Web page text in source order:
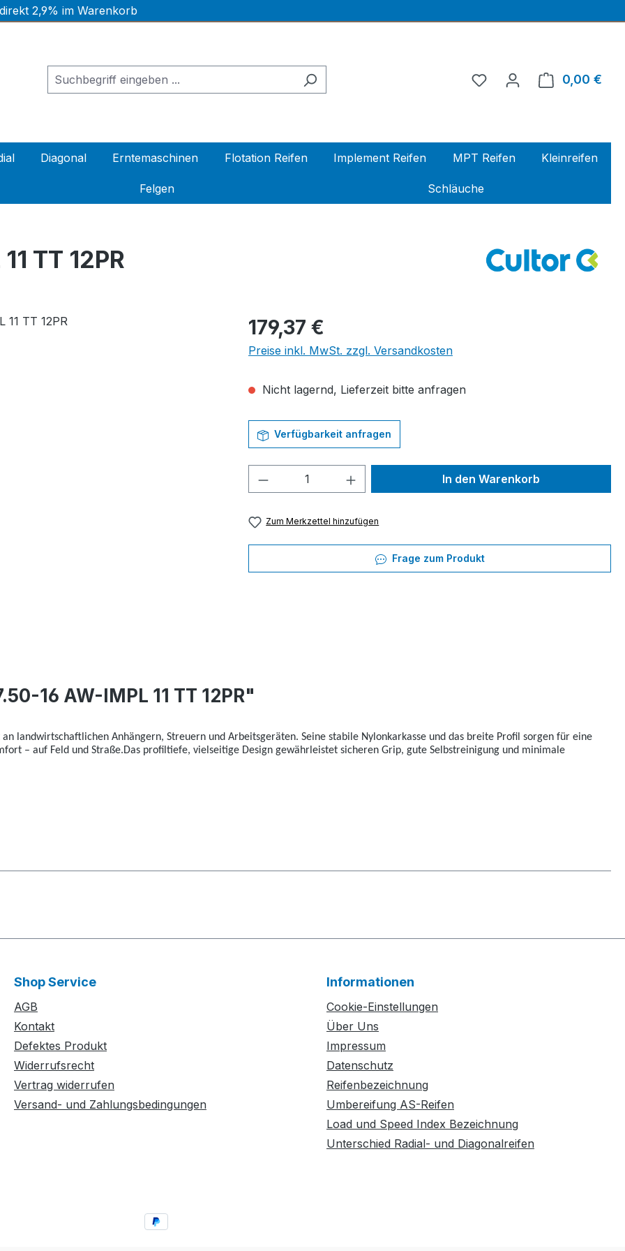
2,9% im Warenkorb
0,00 €
Diagonal Erntemaschinen Flotation Reifen Implement Reifen MPT Reifen Kleinreifen
Felgen Schläuche
TT 12PR
Regulärer Preis:
179,37 €
Preise inkl. MwSt. zzgl. Versandkosten
Nicht lagernd, Lieferzeit bitte anfragen
Verfügbarkeit anfragen
Produkt Anzahl: Gib den gewünschten Wert
In den Warenkorb
Zum Merkzettel hinzufügen
Frage zum Produkt
16 AW-IMPL 11 TT 12PR"
landwirtschaftlichen Anhängern, Streuern und Arbeitsgeräten. Seine stabile Nylonkarkasse und das breite Profil sorgen für eine
– auf Feld und Straße.Das profiltiefe, vielseitige Design gewährleistet sicheren Grip, gute Selbstreinigung und minimale
Shop Service
AGB
Kontakt
Defektes Produkt
Widerrufsrecht
Vertrag widerrufen
Versand- und Zahlungsbedingungen
Informationen
Cookie-Einstellungen
Über Uns
Impressum
Datenschutz
Reifenbezeichnung
Umbereifung AS-Reifen
Load und Speed Index Bezeichnung
Unterschied Radial- und Diagonalreifen